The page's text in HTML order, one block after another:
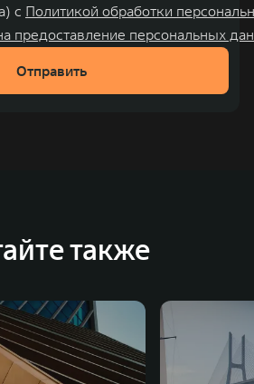
с Политикой обработки
предоставление персональных
Отправить
также